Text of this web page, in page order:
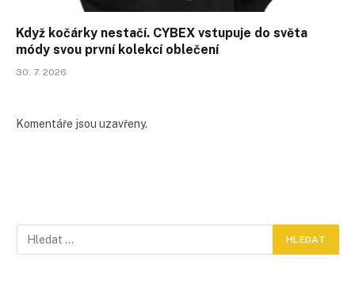
Když kočárky nestačí. CYBEX vstupuje do světa
módy svou první kolekcí oblečení
30. 7. 2026
Komentáře jsou uzavřeny.